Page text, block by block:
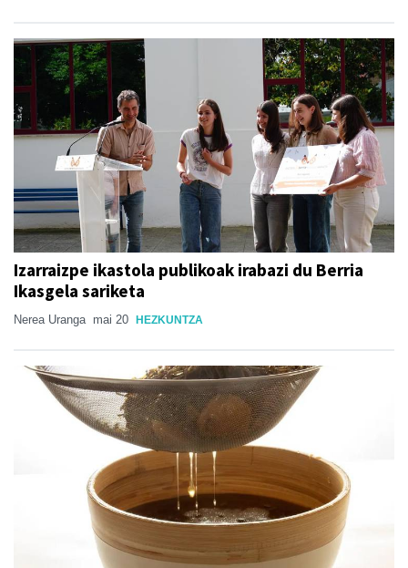
Izarraizpe ikastola publikoak irabazi du Berria
Ikasgela sariketa
Nerea Uranga mai 20 HEZKUNTZA